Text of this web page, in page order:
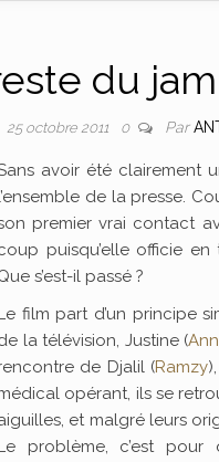
du
25 octobre 2011 0 Par
avoir été clairement
de la presse.
premier vrai contact
puisqu’elle officie
s’est-il passé ?
film part d’un principe
la télévision, Justine (
de Djalil (Ramzy
opérant, ils se
et malgré leurs
problème, c’est